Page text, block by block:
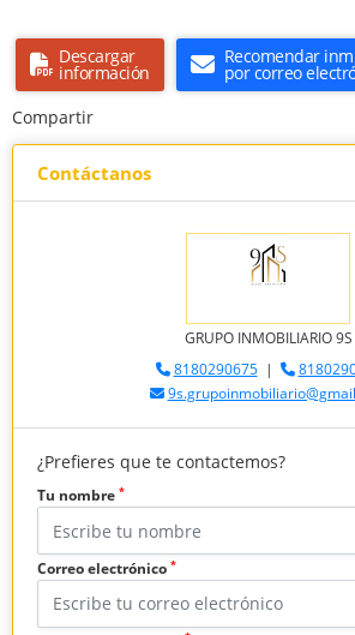
Descargar
información
Recomendar
por correo
Compartir
Contáctanos
GRUPO INMOBILIARIO 9S
8180290675|
¿Prefieres que te contactemos?
Tu nombre *
Correo electrónico *